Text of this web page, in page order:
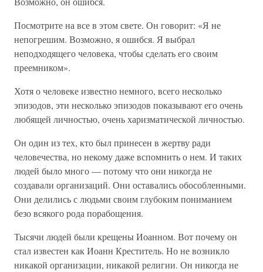
Посмотрите на все в этом свете. Он говорит: «Я не
непогрешим. Возможно, я ошибся. Я выбрал
неподходящего человека, чтобы сделать его своим
преемником».
Хотя о человеке известно немного, всего несколько
эпизодов, эти несколько эпизодов показывают его очень
любящей личностью, очень харизматической личностью.
Он один из тех, кто был принесен в жертву ради
человечества, но некому даже вспомнить о нем. И таких
людей было много — потому что они никогда не
создавали организаций. Они оставались обособленными.
Они делились с людьми своим глубоким пониманием
безо всякого рода порабощения.
Тысячи людей были крещены Иоанном. Вот почему он
стал известен как Иоанн Креститель. Но не возникло
никакой организации, никакой религии. Он никогда не